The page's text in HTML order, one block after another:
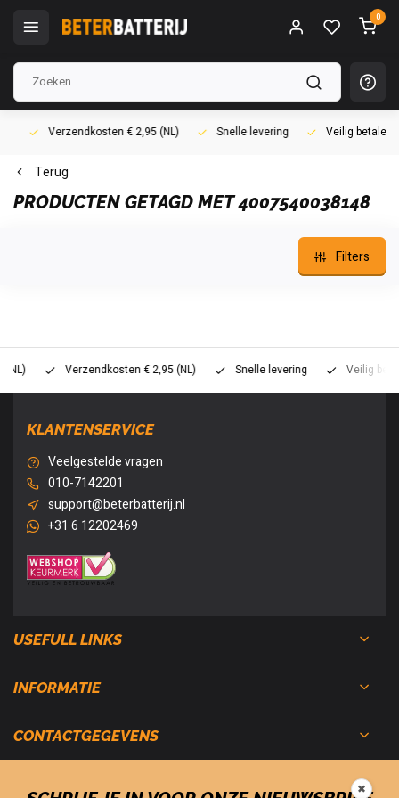
0
Verzendkosten € 2,95 (NL) Snelle levering Veilig betalen
Terug
PRODUCTEN GETAGD MET 4007540038148
Filters
Verzendkosten € 2,95 (NL) Snelle levering Veilig betalen
KLANTENSERVICE
Veelgestelde vragen
010-7142201
support@beterbatterij.nl
+31 6 12202469
USEFULL LINKS
INFORMATIE
CONTACTGEGEVENS
✖